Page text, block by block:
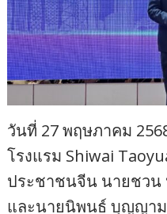
วันที่ 27 พฤษภาคม
โรงแรม Shiwai
ประชาชนจีน นายชวน
และนายนิพนธ์ บุญญา